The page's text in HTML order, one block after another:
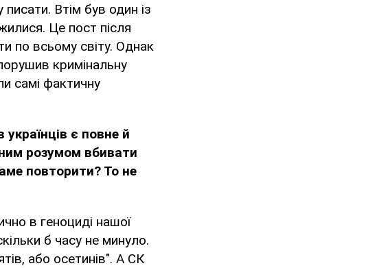
Втім був один із
Це пост після
по всьому світу. Однак
кримінальну
самі фактичну
є повне й
розумом вбивати
повторити? То не
в геноциді нашої
б часу не минуло.
або осетинів". А СК